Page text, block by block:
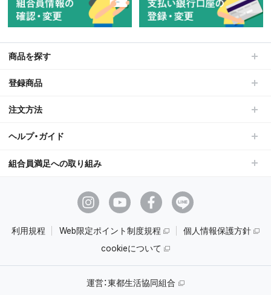
商品を探す
登録商品
注文方法
ヘルプ・ガイド
組合員満足への取り組み
利用規程 Web限定ポイント制度規程
個人情報保護方針
cookieについて
運営：東都生活協同組合